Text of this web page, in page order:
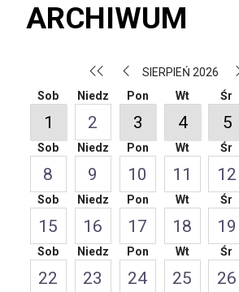
ARCHIWUM
SIERPIEŃ 2026
Sob
1
Niedz
2
Pon
3
Wt
4
Śr
5
Sob
8
Niedz
9
Pon
10
Wt
11
Śr
12
Sob
15
Niedz
16
Pon
17
Wt
18
Śr
19
Sob
22
Niedz
23
Pon
24
Wt
25
Śr
26